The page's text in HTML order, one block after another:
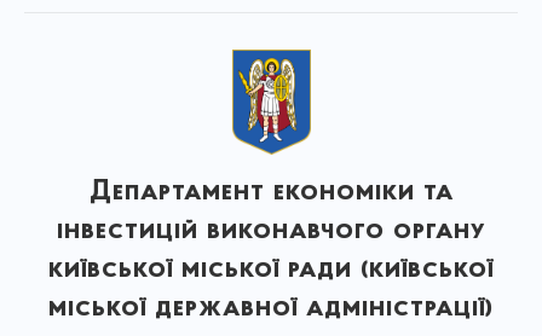
Департамент економіки та
інвестицій виконавчого органу
київської міської ради (київської
міської державної адміністрації)